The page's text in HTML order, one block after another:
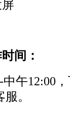
间：
午12:00
。